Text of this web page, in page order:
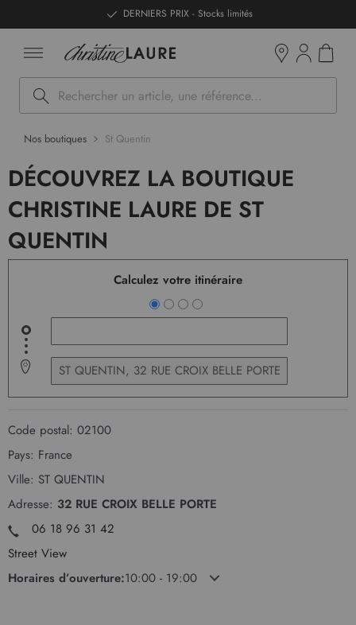
DERNIERS PRIX - Stocks limités
Rechercher
Nos boutiques St Quentin
DÉCOUVREZ LA BOUTIQUE
CHRISTINE LAURE DE ST
QUENTIN
Calculez votre itinéraire
Code postal: 02100
Pays: France
Ville: ST QUENTIN
Adresse: 32 RUE CROIX BELLE PORTE
06 18 96 31 42
Street View
Horaires d’ouverture:10:00 - 19:00